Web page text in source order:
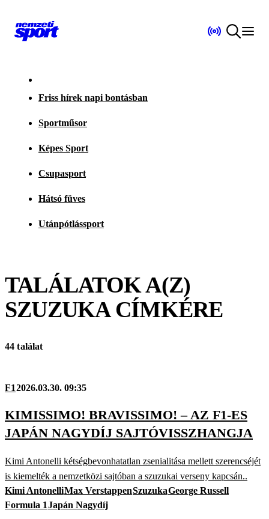
Friss hírek napi bontásban
Sportműsor
Képes Sport
Csupasport
Hátsó füves
Utánpótlássport
TALÁLATOK A(Z)
SZUZUKACÍMKÉRE
44 találat
F12026.03.30. 09:35
KIMISSIMO! BRAVISSIMO! – AZ F1-ES
JAPÁN NAGYDÍJ SAJTÓVISSZHANGJA
Kimi Antonelli kétségbevonhatatlan zsenialitása mellett szerencséjét
is kiemelték a nemzetközi sajtóban a szuzukai verseny kapcsán..
Kimi AntonelliMax VerstappenSzuzukaGeorge Russell
Formula 1Japán Nagydíj